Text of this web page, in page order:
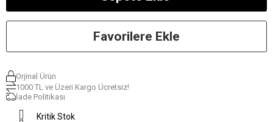
Favorilere Ekle
Orjinal Ürün
1000 TL ve Üzeri Kargo Ücretsiz!
İade Politikası
Kritik Stok